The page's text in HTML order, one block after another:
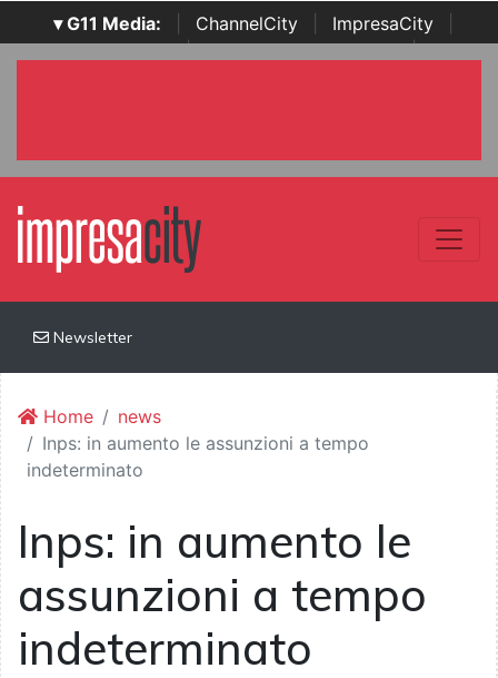
▾ G11 Media: ChannelCity ImpresaCity
SecurityOpenLab | Italian Channel Awards | Italian
Newsletter
Home
news
Inps: in aumento le assunzioni a tempo
indeterminato
Inps: in aumento le
assunzioni a tempo
indeterminato